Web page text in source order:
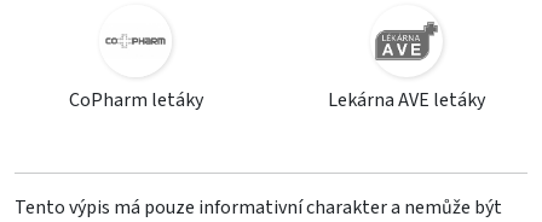
CoPharm letáky Lekárna AVE letáky
Tento výpis má pouze informativní charakter a nemůže být